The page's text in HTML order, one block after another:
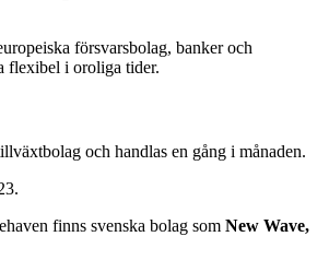
försvarsbolag, banker och
flexibel i oroliga tider.
och handlas en gång i månaden.
finns svenska bolag som New Wave,